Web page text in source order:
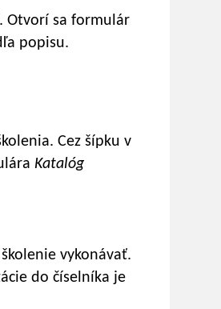
. Otvorí sa formulár
popisu.
Cez šípku v
Katalóg
vykonávať.
do číselníka je